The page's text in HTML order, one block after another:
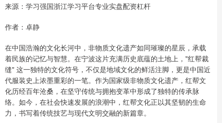
来源：学习强国浙江学习平台专业实盘配资杠杆
作者：卓静
在中国浩瀚的文化长河中，非物质文化遗产如同璀璨的星辰，承载
着民族的记忆与智慧。在宁波这片充满历史底蕴的土地上，"红帮裁
缝" 这一独特的文化符号，不仅是地域文化的鲜活注脚，更是中国近
代服装史上浓墨重彩的一笔。作为国家级非物质文化遗产，红帮文
化历经百年沧桑，在坚守传统与拥抱变革中形成了独特的传承脉
络。如今，在社会快速发展的浪潮中，红帮文化正以其坚韧的生命
力，书写着传统技艺与现代文明交融的新篇章。